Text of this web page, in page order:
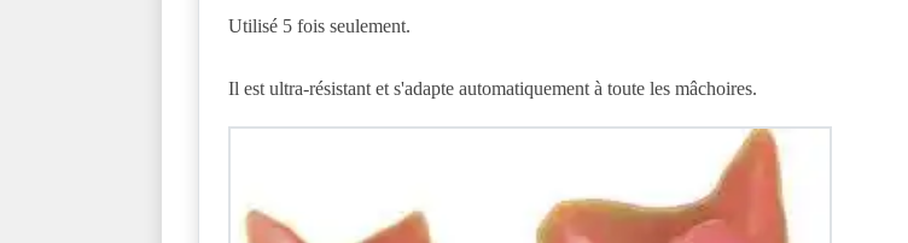
Utilisé 5 fois seulement.
Il est ultra-résistant et s'adapte automatiquement à toute les mâchoires.